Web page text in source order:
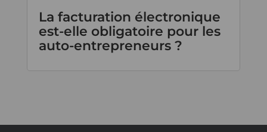
La facturation électronique
est-elle obligatoire pour les
auto-entrepreneurs ?